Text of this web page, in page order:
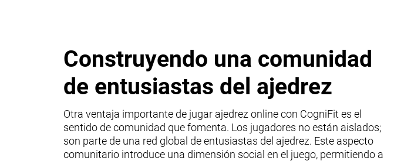
Construyendo una comunidad
de entusiastas del ajedrez
Otra ventaja importante de jugar ajedrez online con CogniFit es el
sentido de comunidad que fomenta. Los jugadores no están aislados;
son parte de una red global de entusiastas del ajedrez. Este aspecto
comunitario introduce una dimensión social en el juego, permitiendo a